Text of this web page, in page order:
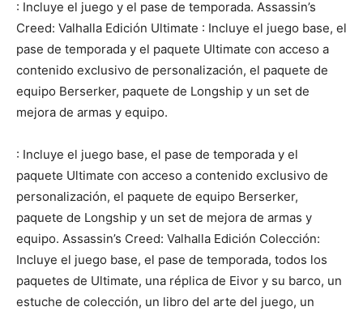
: Incluye el juego y el pase de temporada. Assassin’s
Creed: Valhalla Edición Ultimate : Incluye el juego base, el
pase de temporada y el paquete Ultimate con acceso a
contenido exclusivo de personalización, el paquete de
equipo Berserker, paquete de Longship y un set de
mejora de armas y equipo.
: Incluye el juego base, el pase de temporada y el
paquete Ultimate con acceso a contenido exclusivo de
personalización, el paquete de equipo Berserker,
paquete de Longship y un set de mejora de armas y
equipo. Assassin’s Creed: Valhalla Edición Colección:
Incluye el juego base, el pase de temporada, todos los
paquetes de Ultimate, una réplica de Eivor y su barco, un
estuche de colección, un libro del arte del juego, un